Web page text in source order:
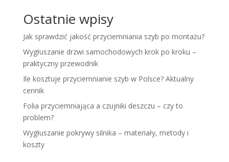
Ostatnie wpisy
Jak sprawdzić jakość przyciemniania szyb po montażu?
Wygłuszanie drzwi samochodowych krok po kroku –
praktyczny przewodnik
Ile kosztuje przyciemnianie szyb w Polsce? Aktualny
cennik
Folia przyciemniająca a czujniki deszczu – czy to
problem?
Wygłuszanie pokrywy silnika – materiały, metody i
koszty